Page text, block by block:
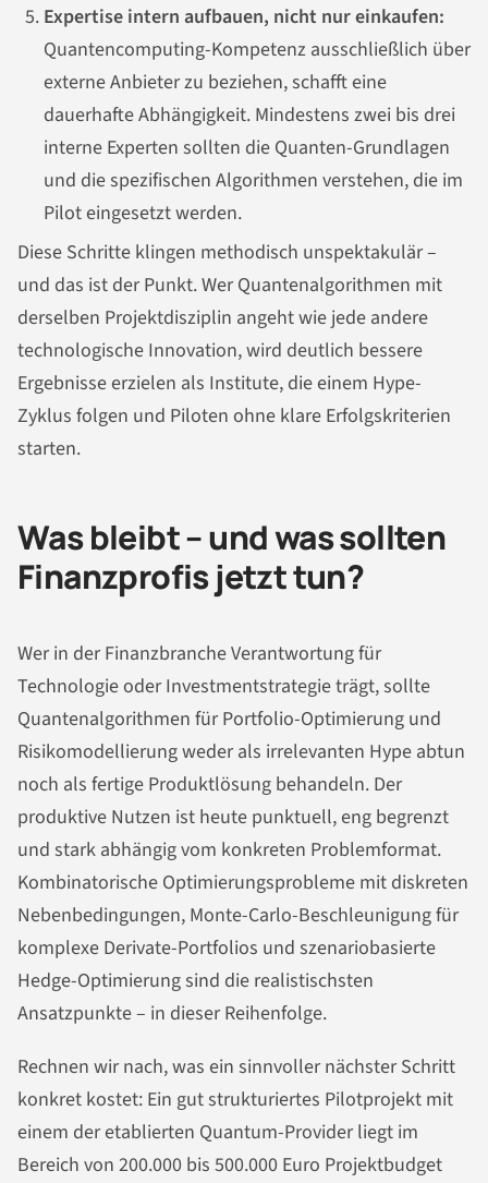
Expertise intern aufbauen, nicht nur einkaufen:
Quantencomputing-Kompetenz ausschließlich über
externe Anbieter zu beziehen, schafft eine
dauerhafte Abhängigkeit. Mindestens zwei bis drei
interne Experten sollten die Quanten-Grundlagen
und die spezifischen Algorithmen verstehen, die im
Pilot eingesetzt werden.
Diese Schritte klingen methodisch unspektakulär –
und das ist der Punkt. Wer Quantenalgorithmen mit
derselben Projektdisziplin angeht wie jede andere
technologische Innovation, wird deutlich bessere
Ergebnisse erzielen als Institute, die einem Hype-
Zyklus folgen und Piloten ohne klare Erfolgskriterien
starten.
Was bleibt – und was sollten
Finanzprofis jetzt tun?
Wer in der Finanzbranche Verantwortung für
Technologie oder Investmentstrategie trägt, sollte
Quantenalgorithmen für Portfolio-Optimierung und
Risikomodellierung weder als irrelevanten Hype abtun
noch als fertige Produktlösung behandeln. Der
produktive Nutzen ist heute punktuell, eng begrenzt
und stark abhängig vom konkreten Problemformat.
Kombinatorische Optimierungsprobleme mit diskreten
Nebenbedingungen, Monte-Carlo-Beschleunigung für
komplexe Derivate-Portfolios und szenariobasierte
Hedge-Optimierung sind die realistischsten
Ansatzpunkte – in dieser Reihenfolge.
Rechnen wir nach, was ein sinnvoller nächster Schritt
konkret kostet: Ein gut strukturiertes Pilotprojekt mit
einem der etablierten Quantum-Provider liegt im
Bereich von 200.000 bis 500.000 Euro Projektbudget